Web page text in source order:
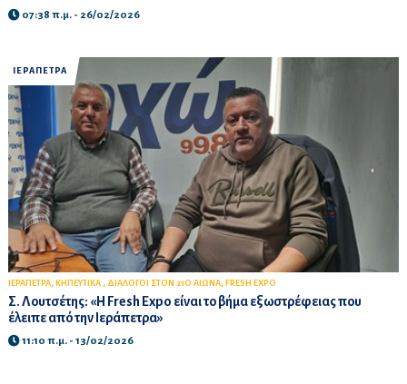
07:38 π.μ. - 26/02/2026
ΙΕΡΑΠΕΤΡΑ
ΙΕΡΑΠΕΤΡΑ, ΚΗΠΕΥΤΙΚΑ , ΔΙΑΛΟΓΟΙ ΣΤΟΝ 21Ο ΑΙΩΝΑ, FRESH EXPO
Σ. Λουτσέτης: «Η Fresh Expo είναι το βήμα εξωστρέφειας που
έλειπε από την Ιεράπετρα»
11:10 π.μ. - 13/02/2026